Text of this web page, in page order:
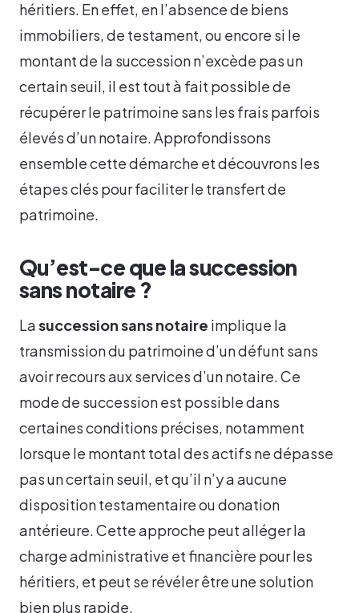
héritiers. En effet, en l’absence de biens
immobiliers, de testament, ou encore si le
montant de la succession n’excède pas un
certain seuil, il est tout à fait possible de
récupérer le patrimoine sans les frais parfois
élevés d’un notaire. Approfondissons
ensemble cette démarche et découvrons les
étapes clés pour faciliter le transfert de
patrimoine.
Qu’est-ce que la succession
sans notaire ?
Lasuccession sans notaire implique la
transmission du patrimoine d’un défunt sans
avoir recours aux services d’un notaire. Ce
mode de succession est possible dans
certaines conditions précises, notamment
lorsque le montant total des actifs ne dépasse
pas un certain seuil, et qu’il n’y a aucune
disposition testamentaire ou donation
antérieure. Cette approche peut alléger la
charge administrative et financière pour les
héritiers, et peut se révéler être une solution
bien plus rapide.